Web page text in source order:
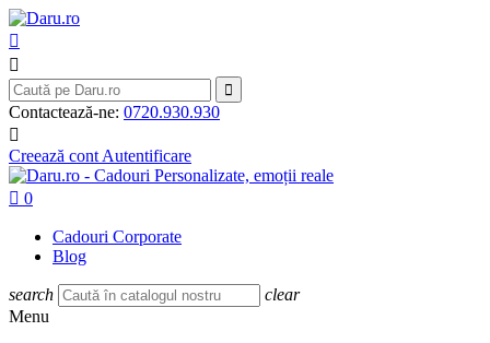



Contactează-ne: 0720.930.930

Creează cont Autentificare
 0
Cadouri Corporate
Blog
search
clear
Menu